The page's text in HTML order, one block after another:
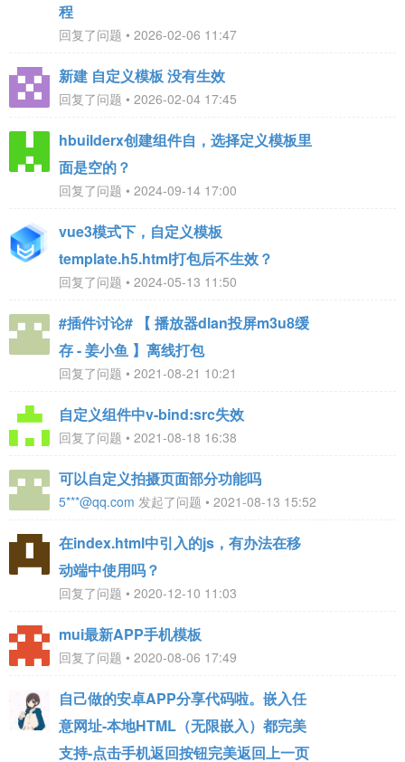
程
回复了问题 • 2026-02-06 11:47
新建 自定义模板 没有生效
回复了问题 • 2026-02-04 17:45
hbuilderx创建组件自，选择定义模板里
面是空的？
回复了问题 • 2024-09-14 17:00
vue3模式下，自定义模板
template.h5.html打包后不生效？
回复了问题 • 2024-05-13 11:50
#插件讨论# 【 播放器dlan投屏m3u8缓
存 - 姜小鱼 】离线打包
回复了问题 • 2021-08-21 10:21
自定义组件中v-bind:src失效
回复了问题 • 2021-08-18 16:38
可以自定义拍摄页面部分功能吗
5***@qq.com 发起了问题 • 2021-08-13 15:52
在index.html中引入的js，有办法在移
动端中使用吗？
回复了问题 • 2020-12-10 11:03
mui最新APP手机模板
回复了问题 • 2020-08-06 17:49
自己做的安卓APP分享代码啦。嵌入任
意网址-本地HTML（无限嵌入）都完美
支持-点击手机返回按钮完美返回上一页